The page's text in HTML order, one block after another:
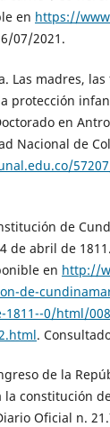
en https://
07/2021.
Las madres,
protección
en
Nacional de
de
de abril de
en http://
de-
0/html/
.
de la
la constitución
Oficial n.